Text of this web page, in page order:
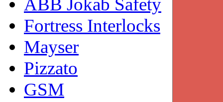
Fortress Interlocks
Mayser
Pizzato
GSM